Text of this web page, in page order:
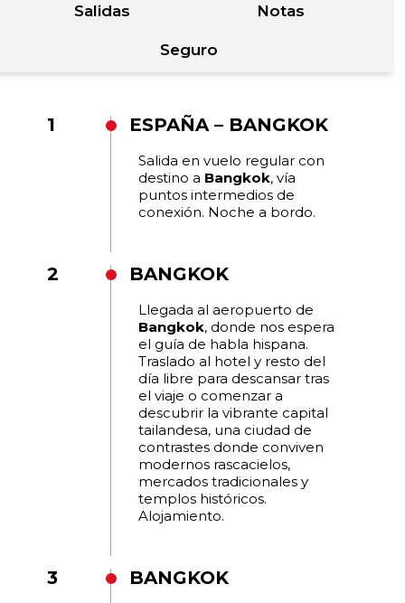
Salidas Notas
Seguro
1 ESPAÑA – BANGKOK
Salida en vuelo regular con
destino a Bangkok, vía
puntos intermedios de
conexión. Noche a bordo.
2 BANGKOK
Llegada al aeropuerto de
Bangkok, donde nos espera
el guía de habla hispana.
Traslado al hotel y resto del
día libre para descansar tras
el viaje o comenzar a
descubrir la vibrante capital
tailandesa, una ciudad de
contrastes donde conviven
modernos rascacielos,
mercados tradicionales y
templos históricos.
Alojamiento.
3 BANGKOK